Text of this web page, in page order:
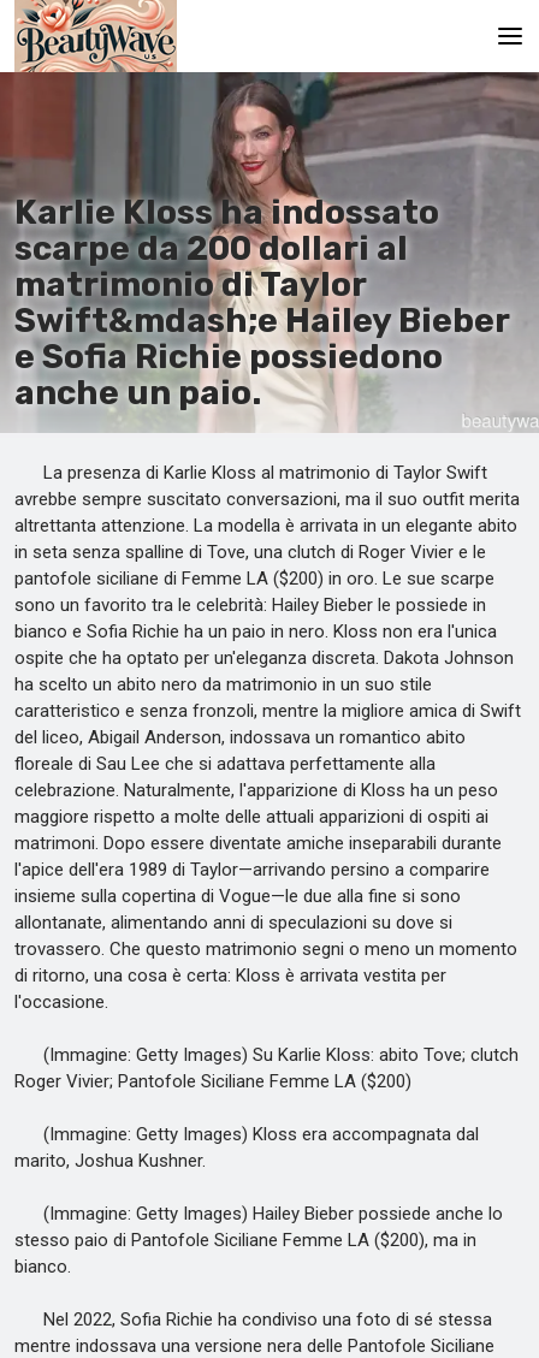
En
Es
Ru
It
De
Karlie Kloss ha indossato
scarpe da 200 dollari al
matrimonio di Taylor
Swift&mdash;e Hailey Bieber
e Sofia Richie possiedono
anche un paio.
La presenza di Karlie Kloss al matrimonio di Taylor Swift
avrebbe sempre suscitato conversazioni, ma il suo outfit merita
altrettanta attenzione. La modella è arrivata in un elegante abito
in seta senza spalline di Tove, una clutch di Roger Vivier e le
pantofole siciliane di Femme LA ($200) in oro. Le sue scarpe
sono un favorito tra le celebrità: Hailey Bieber le possiede in
bianco e Sofia Richie ha un paio in nero. Kloss non era l'unica
ospite che ha optato per un'eleganza discreta. Dakota Johnson
ha scelto un abito nero da matrimonio in un suo stile
caratteristico e senza fronzoli, mentre la migliore amica di Swift
del liceo, Abigail Anderson, indossava un romantico abito
floreale di Sau Lee che si adattava perfettamente alla
celebrazione. Naturalmente, l'apparizione di Kloss ha un peso
maggiore rispetto a molte delle attuali apparizioni di ospiti ai
matrimoni. Dopo essere diventate amiche inseparabili durante
l'apice dell'era 1989 di Taylor—arrivando persino a comparire
insieme sulla copertina di Vogue—le due alla fine si sono
allontanate, alimentando anni di speculazioni su dove si
trovassero. Che questo matrimonio segni o meno un momento
di ritorno, una cosa è certa: Kloss è arrivata vestita per
l'occasione.
(Immagine: Getty Images) Su Karlie Kloss: abito Tove; clutch
Roger Vivier; Pantofole Siciliane Femme LA ($200)
(Immagine: Getty Images) Kloss era accompagnata dal
marito, Joshua Kushner.
(Immagine: Getty Images) Hailey Bieber possiede anche lo
stesso paio di Pantofole Siciliane Femme LA ($200), ma in
bianco.
Nel 2022, Sofia Richie ha condiviso una foto di sé stessa
mentre indossava una versione nera delle Pantofole Siciliane